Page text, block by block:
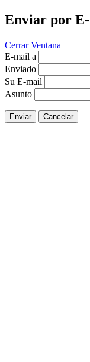
Enviar por E-
Cerrar Ventana
E-mail a
Enviado
Su E-mail
Asunto
Enviar Cancelar